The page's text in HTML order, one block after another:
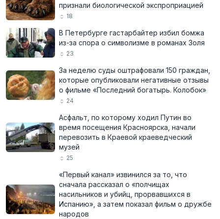
признали биологической экспроприацией
18
В Петербурге гастарбайтер избил бомжа
из-за спора о символизме в романах Золя
23
За неделю суды оштрафовали 150 граждан,
которые опубликовали негативные отзывы
о фильме «Последний богатырь. Колобок»
24
Асфальт, по которому ходил Путин во
время посещения Красноярска, начали
перевозить в Краевой краеведческий
музей
25
«Первый канал» извинился за то, что
сначала рассказал о «полчищах
насильников и убийц, прорвавшихся в
Испанию», а затем показал фильм о дружбе
народов